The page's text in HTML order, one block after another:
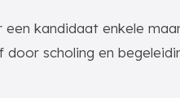
kandidaat enkele
scholing en